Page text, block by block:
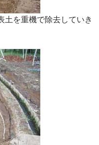
土を重機で除去していき